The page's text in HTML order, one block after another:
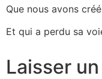
Que nous avons créé
Et qui a perdu sa
Laisser